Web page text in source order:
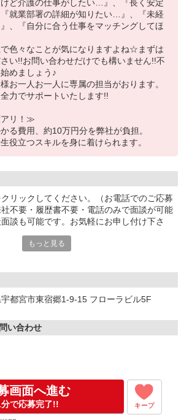
けど介護の仕事がしたい…』、『長く安定
就業部署の詳細が知りたい…』、『未経
、『自分に合う仕事をマッチングしてほ
色々なことが気になりますよね☆まずは
い!!お問い合わせだけでも構いません!!不
めましょう♪
お一人お一人に専属の担当がおります。
力でサポートいたします!!
リ！≫
る費用、約10万円分を弊社が負担。
役立つスキルを身に着けられます。
クリックしてください。（お電話でのご応募
不要・履歴書不要・電話のみで面談が可能
談も可能です。お気軽にお申し付け下さ
もっと見る
宇都宮市東宿郷1-9-15 フローラビル5F
い合わせ
画面へ進む
分で応募完了!! キープ